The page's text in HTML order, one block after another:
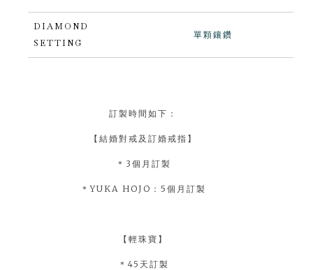
DIAMOND
SETTING
單顆鑲鑽
訂製時間如下：
【結婚對戒及訂婚戒指】
＊3個月訂製
＊YUKA HOJO：5個月訂製
【輕珠寶】
＊45天訂製